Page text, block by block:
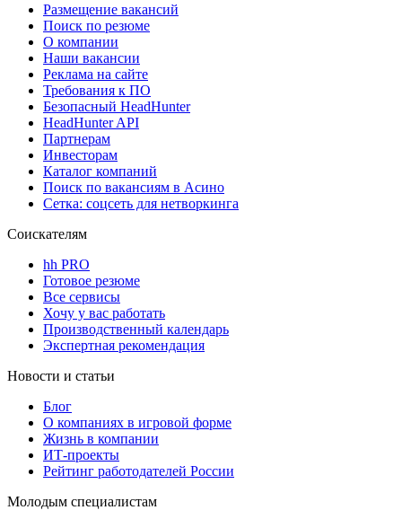
Размещение вакансий
Поиск по резюме
О компании
Наши вакансии
Реклама на сайте
Требования к ПО
Безопасный HeadHunter
HeadHunter API
Партнерам
Инвесторам
Каталог компаний
Поиск по вакансиям в Асино
Сетка: соцсеть для нетворкинга
Соискателям
hh PRO
Готовое резюме
Все сервисы
Хочу у вас работать
Производственный календарь
Экспертная рекомендация
Новости и статьи
Блог
О компаниях в игровой форме
Жизнь в компании
ИТ-проекты
Рейтинг работодателей России
Молодым специалистам